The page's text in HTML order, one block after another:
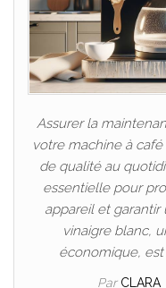
Assurer la
votre machine à
de qualité au
essentielle pour
appareil et
vinaigre blanc,
économique,
Par CLARA